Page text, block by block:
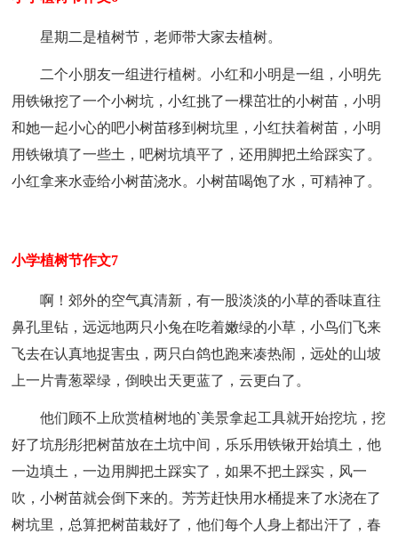
星期二是植树节，老师带大家去植树。
二个小朋友一组进行植树。小红和小明是一组，小明先
用铁锹挖了一个小树坑，小红挑了一棵茁壮的小树苗，小明
和她一起小心的吧小树苗移到树坑里，小红扶着树苗，小明
用铁锹填了一些土，吧树坑填平了，还用脚把土给踩实了。
小红拿来水壶给小树苗浇水。小树苗喝饱了水，可精神了。
小学植树节作文7
啊！郊外的空气真清新，有一股淡淡的小草的香味直往
鼻孔里钻，远远地两只小兔在吃着嫩绿的小草，小鸟们飞来
飞去在认真地捉害虫，两只白鸽也跑来凑热闹，远处的山坡
上一片青葱翠绿，倒映出天更蓝了，云更白了。
他们顾不上欣赏植树地的`美景拿起工具就开始挖坑，挖
好了坑彤彤把树苗放在土坑中间，乐乐用铁锹开始填土，他
一边填土，一边用脚把土踩实了，如果不把土踩实，风一
吹，小树苗就会倒下来的。芳芳赶快用水桶提来了水浇在了
树坑里，总算把树苗栽好了，他们每个人身上都出汗了，春